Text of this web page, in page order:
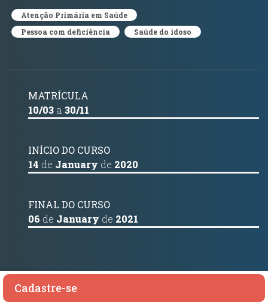
Atenção Primária em Saúde
Pessoa com deficiência
Saúde do idoso
MATRÍCULA
10/03 a 30/11
INÍCIO DO CURSO
14 de January de 2020
FINAL DO CURSO
06 de January de 2021
Cadastre-se